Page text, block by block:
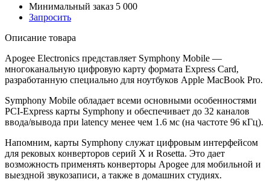
Минимальный заказ 5 000
Запросить
Описание товара
Apogee Electronics представляет Symphony Mobile —
многоканальную цифровую карту формата Express Card,
разработанную специально для ноутбуков Apple MacBook Pro.
Symphony Mobile обладает всеми основными особенностями
PCI-Express карты Symphony и обеспечивает до 32 каналов
ввода/вывода при latency менее чем 1.6 мс (на частоте 96 кГц).
Напомним, карты Symphony служат цифровым интерфейсом
для рековых конверторов серий X и Rosetta. Это дает
возможность применять конверторы Apogee для мобильной и
выездной звукозаписи, а также в домашних студиях.